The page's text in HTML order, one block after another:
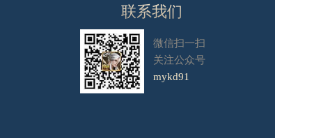
联系我们
微信扫一扫
关注公众号
mykd91